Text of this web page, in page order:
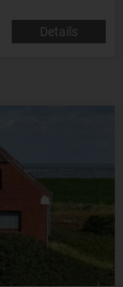
Details